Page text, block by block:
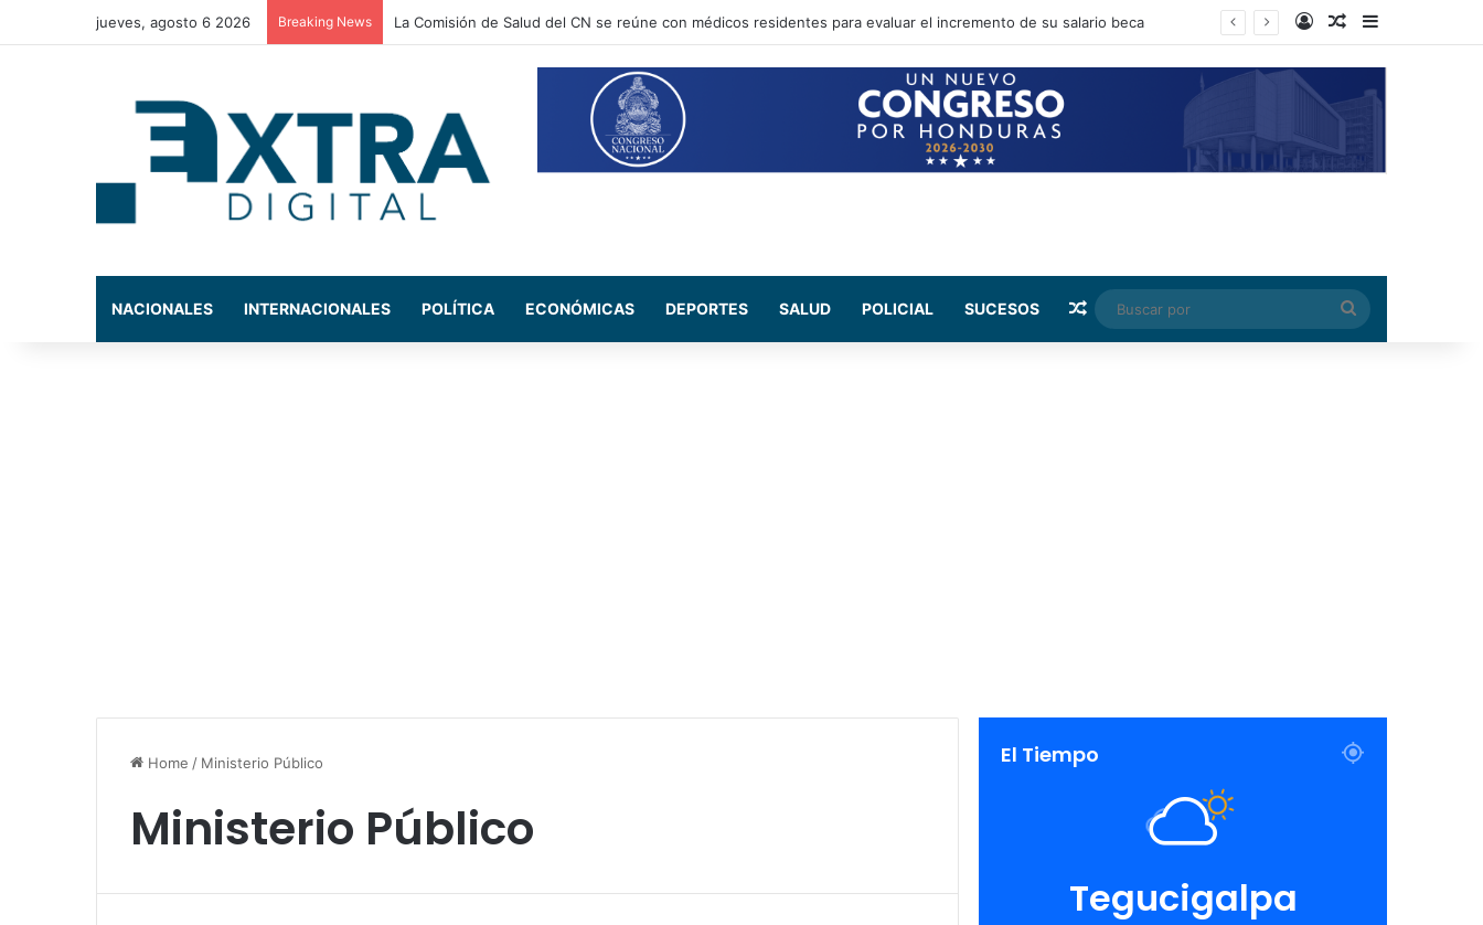
jueves, agosto 6 2026 Breaking News El presidente Nasry Asfura llega a Colombia para la toma de posesión de Abelardo de la Espriella Log InRandom Article
NACIONALES INTERNACIONALES POLÍTICA ECONÓMICAS DEPORTES SALUD POLICIAL SUCESOS Random Article
Buscar
por
Home / Ministerio Público
Ministerio Público
El Tiempo
Tegucigalpa